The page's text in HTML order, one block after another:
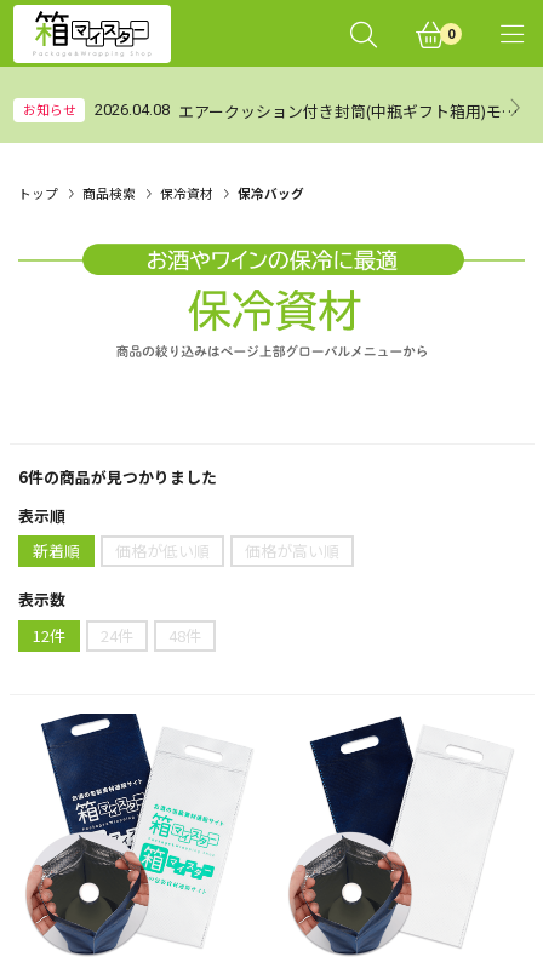
0
お知らせ 2026.04.08 エアークッション付き封筒(中瓶ギフト箱用)モニターレビュー集計結果（まとめ）
トップ 商品検索 保冷資材 保冷バッグ
6件の商品が見つかりました
表示順
新着順
価格が低い順 価格が高い順
表示数
12件
24件 48件